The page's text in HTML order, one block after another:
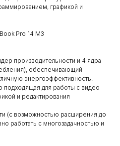
графикой и
Pro 14 M3
производительности и 4 ядра
обеспечивающий
энергоэффективность.
подходящая для работы с видео
и редактирования
(с возможностью расширения до
работать с многозадачностью и